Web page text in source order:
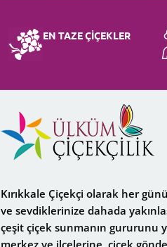
EN TAZE ÇİÇEKLER
Kırıkkale Çiçekçi olarak her
ve sevdiklerinize dahada
çeşit çiçek sunmanın gururunu